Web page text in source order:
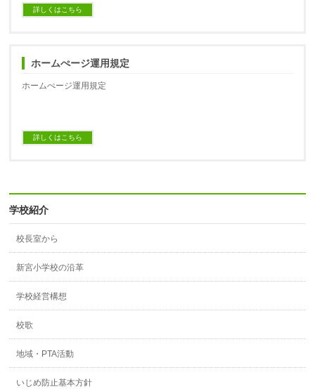
詳しくはこちら
ホームぺージ運用規定
ホームぺージ運用規定
詳しくはこちら
学校紹介
校長室から
新宮小学校の沿革
学校経営構想
校歌
地域・PTA活動
いじめ防止基本方針